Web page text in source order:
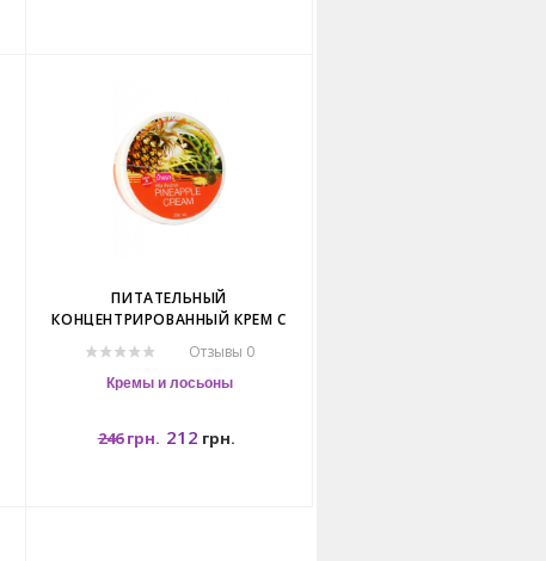
ПИТАТЕЛЬНЫЙ
КОНЦЕНТРИРОВАННЫЙ КРЕМ С
PINEAPPLE CREAM.
Отзывы 0
Кремы и лосьоны
246 грн. 212 грн.